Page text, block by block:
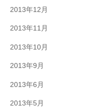
2013年12月
2013年11月
2013年10月
2013年9月
2013年6月
2013年5月